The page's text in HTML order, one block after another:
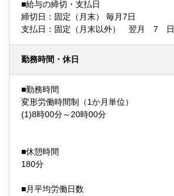
■給与の締切・支払日
締切日：固定（月末） 毎月7日
支払日：固定（月末以外） 翌月 7 日
勤務時間・休日
■勤務時間
変形労働時間制（1か月単位）
(1)8時00分～20時00分
■休憩時間
180分
■月平均労働日数